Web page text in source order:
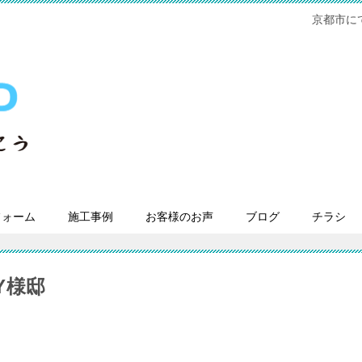
京都市に
ーム 施工事例 お客様のお声 ブログ チラシ
邸